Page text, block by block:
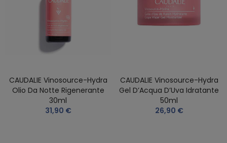
CAUDALIE Vinosource-Hydra
Olio Da Notte Rigenerante
30ml
31,90 €
CAUDALIE Vinosource-Hydra
Gel D’Acqua D’Uva Idratante
50ml
26,90 €